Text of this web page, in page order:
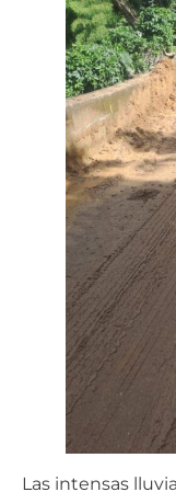
Las intensas